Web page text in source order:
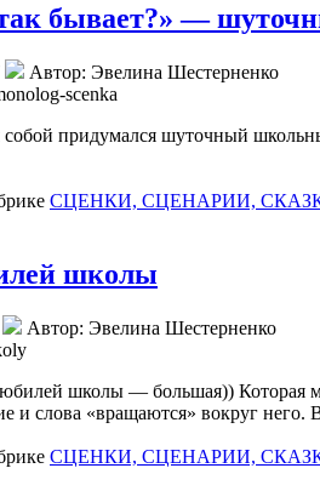
бывает?» —
Автор: Эвелина Шестерненко
собой придумался шуточный
СЦЕНКИ, СЦЕНАРИИ,
школы
Автор: Эвелина Шестерненко
школы — большая)) Которая
и слова «вращаются» вокруг
СЦЕНКИ, СЦЕНАРИИ,